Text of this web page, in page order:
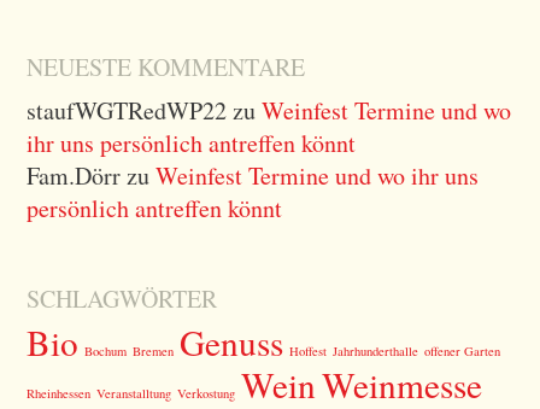
NEUESTE KOMMENTARE
staufWGTRedWP22zuWeinfest Termine und wo
ihr uns persönlich antreffen könnt
Fam.DörrzuWeinfest Termine und wo ihr uns
persönlich antreffen könnt
SCHLAGWÖRTER
Bio Bochum Bremen Genuss Hoffest Jahrhunderthalle offener Garten
Rheinhessen Veranstalltung Verkostung WeinWeinmesse